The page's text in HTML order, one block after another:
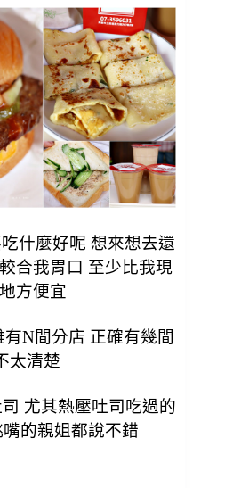
什麼好呢 想來想去還
合我胃口 至少比我現
方便宜
N間分店 正確有幾間
太清楚
尤其熱壓吐司吃過的
的親姐都說不錯